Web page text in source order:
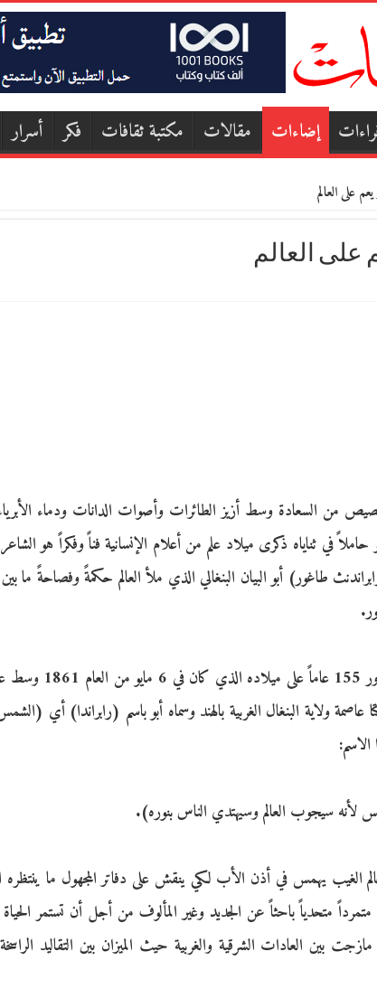
إضاءات مقالات مكتبة ثقافات فكر أسرار
على العالم
على العالم
بصيص من السعادة وسط أزيز الطائرات وأصوات الدانات ودماء
حاملاً في ثناياه ذكرى ميلاد علم من أعلام الإنسانية فناً وفكراً هو
طاغور) أبو البيان البنغالي الذي ملأ العالم حكمةً وفصاحةً ما
العالم كله يحتفل بطاغور لمرور 155 عاماً
عاصمة ولاية البنغال الغربية بالهند وسماه أبو باسم (رابراندا) أي
لأنه سيجوب العالم وسيهتدي الناس بنوره).
يهمس في أذن الأب لكي ينقش على دفاتر المجهول ما ينتظره
متمرداً متحدياً باحثاً عن الجديد وغير المألوف من أجل أن تستمر
بين العادات الشرقية والغربية حيث الميزان بين التقاليد